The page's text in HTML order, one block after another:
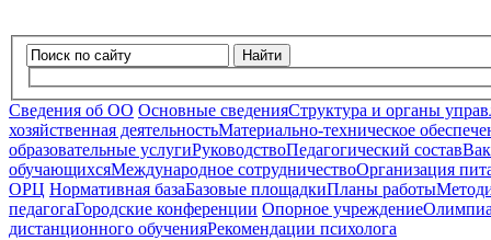
Найти
Сведения об ОО Основные сведенияСтруктура и органы
хозяйственная деятельностьМатериально-техническое
образовательные услугиРуководствоПедагогический состав
обучающихсяМеждународное сотрудничествоОрганизация
ОРЦ Нормативная базаБазовые площадкиПланы работы
педагогаГородские конференции Опорное учреждение
дистанционного обученияРекомендации психолога